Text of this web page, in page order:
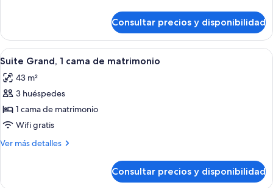
Chamber
Junior
Suite
Consultar precios y disponibilidad
Abrir
todas
las
fotos
de
Suite
Grand,
de
Una cama bien hecha con un cojín
4
Suite Grand, 1 cama de matrimonio
43 m²
3 huéspedes
1 cama de matrimonio
Wifi gratis
Ver más detalles
Más
Consultar precios y disponibilidad